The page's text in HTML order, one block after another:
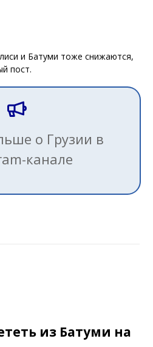
и Батуми тоже снижаются,
пост.
о Грузии в
канале
из Батуми на